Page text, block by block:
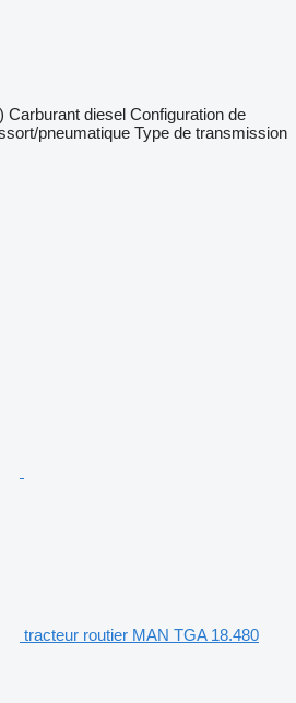
Carburant diesel Configuration de
pneumatique Type de transmission
tracteur routier MAN TGA 18.480